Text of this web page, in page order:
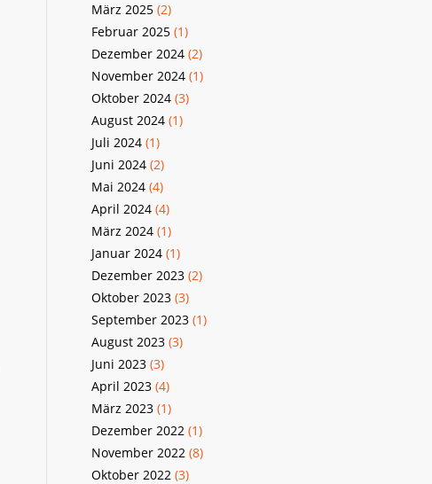
März 2025(2)
Februar 2025(1)
Dezember 2024(2)
November 2024(1)
Oktober 2024(3)
August 2024(1)
Juli 2024(1)
Juni 2024(2)
Mai 2024(4)
April 2024(4)
März 2024(1)
Januar 2024(1)
Dezember 2023(2)
Oktober 2023(3)
September 2023(1)
August 2023(3)
Juni 2023(3)
April 2023(4)
März 2023(1)
Dezember 2022(1)
November 2022(8)
Oktober 2022(3)